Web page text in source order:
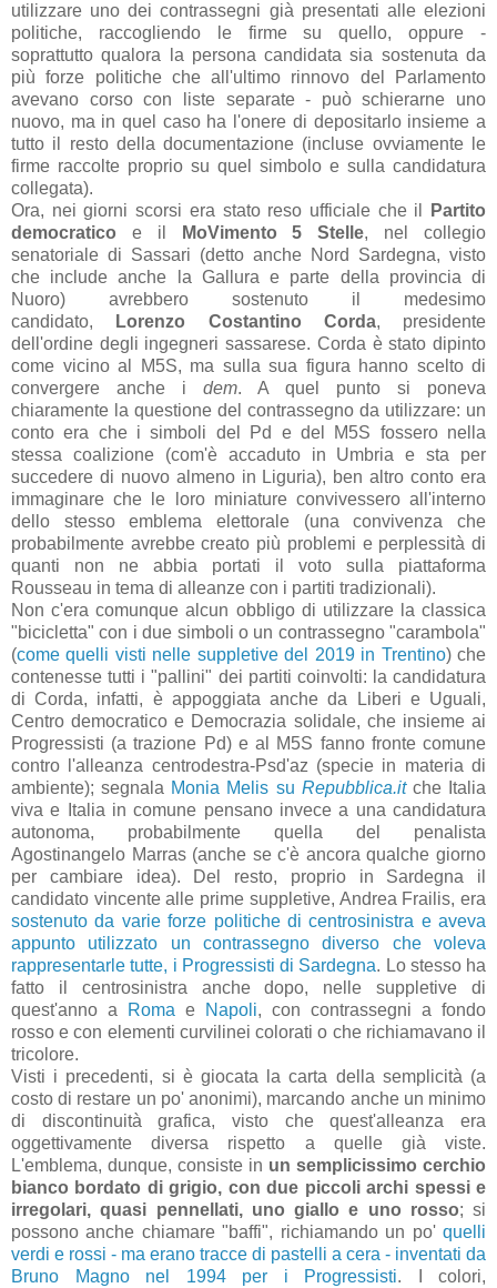
utilizzare uno dei contrassegni già presentati alle elezioni
politiche, raccogliendo le firme su quello, oppure -
soprattutto qualora la persona candidata sia sostenuta da
più forze politiche che all'ultimo rinnovo del Parlamento
avevano corso con liste separate - può schierarne uno
nuovo, ma in quel caso ha l'onere di depositarlo insieme a
tutto il resto della documentazione (incluse ovviamente le
firme raccolte proprio su quel simbolo e sulla candidatura
collegata).
Ora, nei giorni scorsi era stato reso ufficiale che il
Partito
democratico e il MoVimento 5 Stelle, nel collegio
senatoriale di Sassari (detto anche Nord Sardegna, visto
che include anche la Gallura e parte della provincia di
Nuoro) avrebbero sostenuto il medesimo
candidato,
Lorenzo Costantino Corda, presidente
dell'ordine degli ingegneri sassarese. Corda è stato dipinto
come vicino al M5S, ma sulla sua figura hanno scelto di
convergere anche i dem. A quel punto si poneva
chiaramente la questione del contrassegno da utilizzare: un
conto era che i simboli del Pd e del M5S fossero nella
stessa coalizione (com'è accaduto in Umbria e sta per
succedere di nuovo almeno in Liguria), ben altro conto era
immaginare che le loro miniature convivessero all'interno
dello stesso emblema elettorale (una convivenza che
probabilmente avrebbe creato più problemi e perplessità di
quanti non ne abbia portati il voto sulla piattaforma
Rousseau in tema di alleanze con i partiti tradizionali).
Non c'era comunque alcun obbligo di utilizzare la classica
"bicicletta" con i due simboli o un contrassegno "carambola"
(come quelli visti nelle suppletive del 2019 in Trentino)che
contenesse tutti i "pallini" dei partiti coinvolti: la candidatura
di Corda, infatti, è appoggiata anche da
Liberi e Uguali,
Centro democratico e Democrazia solidale, che insieme ai
Progressisti (a trazione Pd) e al M5S fanno fronte comune
contro l'alleanza centrodestra-Psd'az (specie in materia di
ambiente); segnala Monia Melis su Repubblica.it che Italia
viva e Italia in comune pensano invece a una candidatura
autonoma, probabilmente quella del penalista
Agostinangelo Marras (anche se c'è ancora qualche giorno
per cambiare idea). Del resto, proprio in Sardegna il
candidato vincente alle prime suppletive, Andrea Frailis, era
sostenuto da varie forze politiche di centrosinistra e aveva
appunto utilizzato un contrassegno diverso che voleva
rappresentarle tutte, i Progressisti di Sardegna. Lo stesso ha
fatto il centrosinistra anche dopo, nelle suppletive di
quest'anno a
Roma e Napoli, con contrassegni a fondo
rosso e con elementi curvilinei colorati o che richiamavano il
tricolore.
Visti i precedenti, si è giocata la carta della semplicità (a
costo di restare un po' anonimi), marcando anche un minimo
di discontinuità grafica, visto che quest'alleanza era
oggettivamente diversa rispetto a quelle già viste.
L'emblema, dunque, consiste in un semplicissimo cerchio
bianco bordato di grigio, con due piccoli archi spessi e
irregolari, quasi pennellati, uno giallo e uno rosso; si
possono anche chiamare "baffi", richiamando un po' quelli
verdi e rossi - ma erano tracce di pastelli a cera - inventati da
Bruno Magno nel 1994 per i Progressisti. I colori,